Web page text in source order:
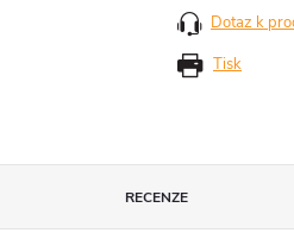
Tisk
Dotaz k
RECENZE